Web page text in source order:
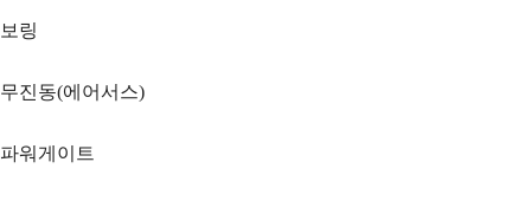
보링
무진동(에어서스)
파워게이트